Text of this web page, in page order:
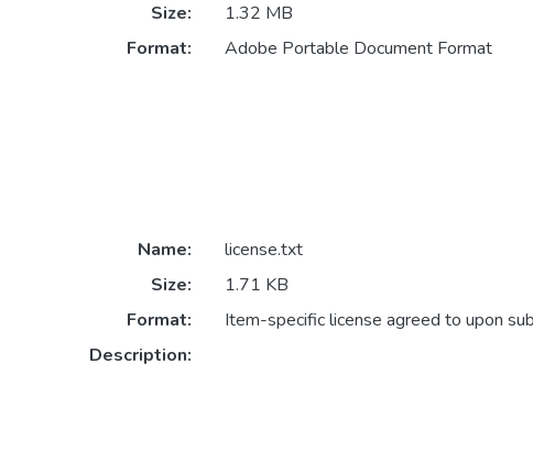
Size:
1.32 MB
Format:
Adobe Portable Document Format
Name:
license.txt
Size:
1.71 KB
Format:
Item-specific license agreed to upon
Description: